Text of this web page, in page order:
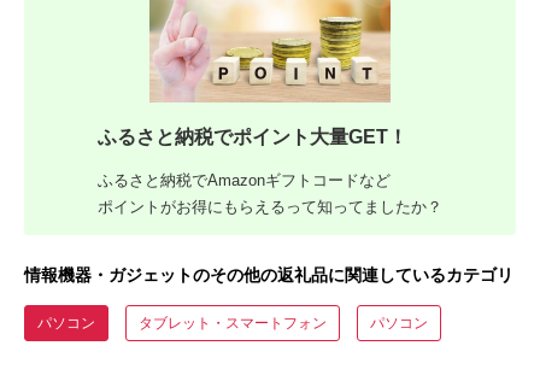
ふるさと納税でポイント大量GET！
ふるさと納税でAmazonギフトコードなど
ポイントがお得にもらえるって知ってましたか？
情報機器・ガジェットのその他の返礼品に関連しているカテゴリ
パソコン タブレット・スマートフォン パソコン